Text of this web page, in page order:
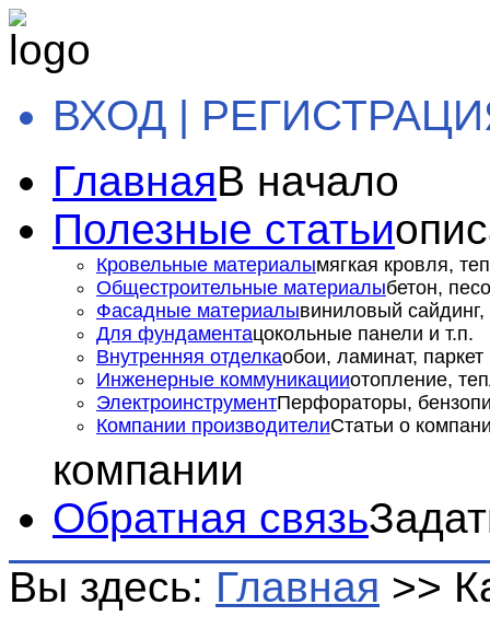
ВХОД |
ГлавнаяВ начало
Полезные статьи
Кровельные материалымягкая кровля,
Общестроительные материалыбетон,
Фасадные материалывиниловый сайдинг,
Для фундаментацокольные панели и т.п.
Внутренняя отделкаобои, ламинат, паркет
Инженерные коммуникацииотопление,
ЭлектроинструментПерфораторы,
Компании производителиСтатьи о
компании
Обратная связь
Вы здесь: Главная >>